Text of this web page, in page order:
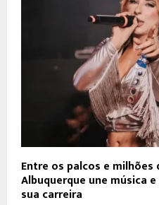
Entre os palcos e milhões
Albuquerque une música
sua carreira